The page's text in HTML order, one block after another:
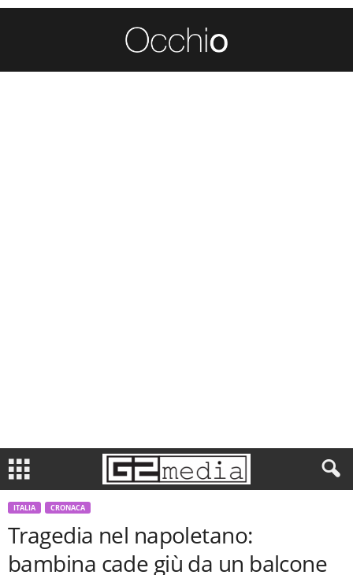
ITALIA CRONACA
Tragedia nel napoletano:
bambina cade giù da un balcone